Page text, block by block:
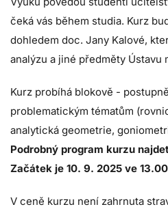
čeká vás během studia. Kurz
dohledem doc. Jany Kalové,
analýzu a jiné předměty Ústavu
Kurz probíhá blokově -
problematickým tématům
analytická geometrie,
Podrobný program kurzu
Začátek je 10. 9. 2025 ve
V ceně kurzu není zahrnuta